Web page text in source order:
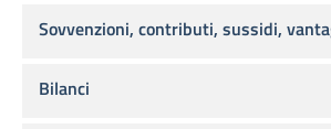
Sovvenzioni, contributi, sussidi,
Bilanci